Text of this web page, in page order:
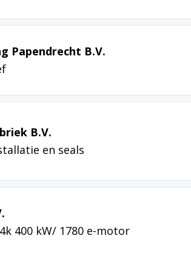
Papendrecht B.V.
B.V.
en seals
400 kW/ 1780 e-motor